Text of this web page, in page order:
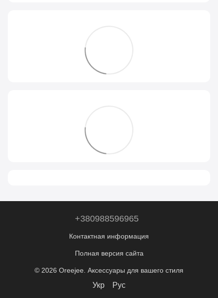
+380988596965
Контактная информация
Полная версия сайта
© 2026 Oreejee. Аксессуары для вашего стиля
Укр Рус